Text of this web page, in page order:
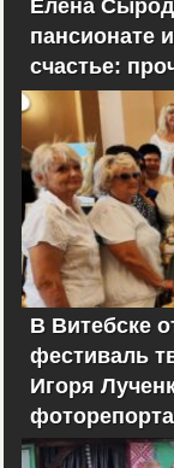
Елена
пансионате
счастье:
В Витебске
фестиваль
Игоря